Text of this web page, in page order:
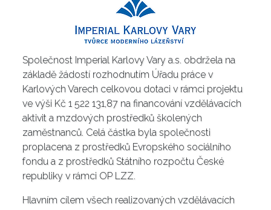
Společnost Imperial Karlovy Vary a.s. obdržela na
základě žádostí rozhodnutím Úřadu práce v
Karlových Varech celkovou dotaci v rámci projektu
ve výši Kč 1 522 131,87 na financování vzdělávacích
aktivit a mzdových prostředků školených
zaměstnanců. Celá částka byla společnosti
proplacena z prostředků Evropského sociálního
fondu a z prostředků Státního rozpočtu České
republiky v rámci OP LZZ.
Hlavním cílem všech realizovaných vzdělávacích